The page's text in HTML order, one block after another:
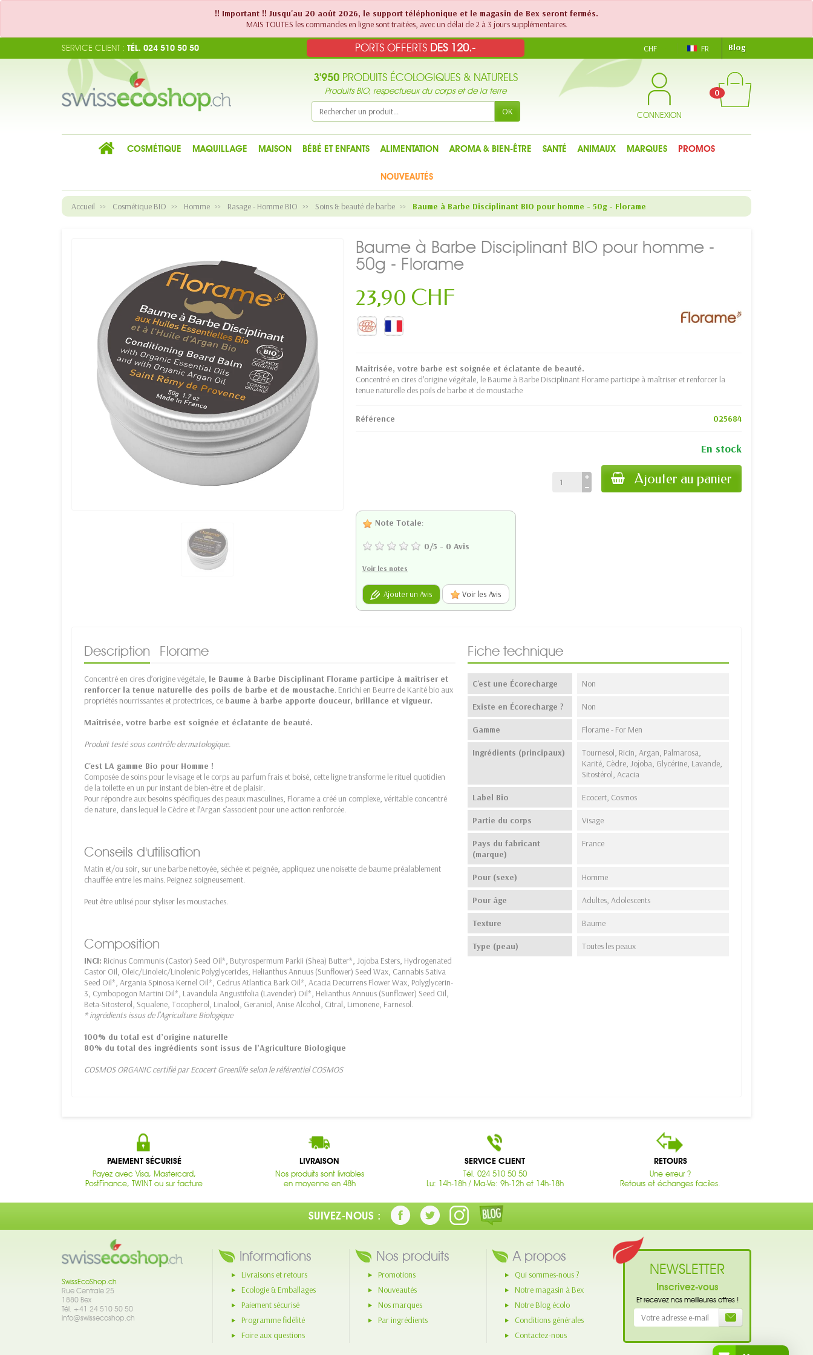
!! Important !! Jusqu'au 20 août 2026, le support téléphonique et le magasin de Bex seront fermés.
MAIS TOUTES les commandes en ligne sont traitées, avec un délai de 2 à 3 jours supplémentaires.
PORTS OFFERTS DES 120.-
SERVICE CLIENT : TÉL. 024 510 50 50 CHF FR Blog
3'950 PRODUITS ÉCOLOGIQUES & NATURELS
Produits BIO, respectueux du corps et de la terre
OK CONNEXION
0
COSMÉTIQUE MAQUILLAGE MAISON BÉBÉ ET ENFANTS ALIMENTATION AROMA & BIEN-ÊTRE SANTÉ ANIMAUX MARQUES PROMOS
NOUVEAUTÉS
Accueil Cosmétique BIO Homme Rasage - Homme BIO Soins & beauté de barbe Baume à Barbe Disciplinant BIO pour homme - 50g - Florame
Baume à Barbe Disciplinant BIO pour homme -
50g - Florame
23,90 CHF
Maîtrisée, votre barbe est soignée et éclatante de beauté.
Concentré en cires d’origine végétale, le Baume à Barbe Disciplinant Florame participe à maîtriser et renforcer la
tenue naturelle des poils de barbe et de moustache
Référence 025684
En stock
Ajouter au panier
Note Totale:
0/5 - 0 Avis
Voir les notes
Ajouter un Avis Voir les Avis
Description Florame
Concentré en cires d’origine végétale, le Baume à Barbe Disciplinant Florame participe à maîtriser et
renforcer la tenue naturelle des poils de barbe et de moustache . Enrichi en Beurre de Karité bio aux
propriétés nourrissantes et protectrices, ce baume à barbe apporte douceur, brillance et vigueur.
Maîtrisée, votre barbe est soignée et éclatante de beauté.
Produit testé sous contrôle dermatologique.
C'est LA gamme Bio pour Homme !
Composée de soins pour le visage et le corps au parfum frais et boisé, cette ligne transforme le rituel quotidien
de la toilette en un pur instant de bien-être et de plaisir.
Pour répondre aux besoins spécifiques des peaux masculines, Florame a créé un complexe, véritable concentré
de nature, dans lequel le Cèdre et l’Argan s’associent pour une action renforcée.
Conseils d'utilisation
Matin et/ou soir, sur une barbe nettoyée, séchée et peignée, appliquez une noisette de baume préalablement
chauffée entre les mains. Peignez soigneusement.
Peut être utilisé pour styliser les moustaches.
Composition
INCI: Ricinus Communis (Castor) Seed Oil*, Butyrospermum Parkii (Shea) Butter*, Jojoba Esters, Hydrogenated
Castor Oil, Oleic/Linoleic/Linolenic Polyglycerides, Helianthus Annuus (Sunflower) Seed Wax, Cannabis Sativa
Seed Oil*, Argania Spinosa Kernel Oil*, Cedrus Atlantica Bark Oil*, Acacia Decurrens Flower Wax, Polyglycerin-
3, Cymbopogon Martini Oil*, Lavandula Angustifolia (Lavender) Oil*, Helianthus Annuus (Sunflower) Seed Oil,
Beta-Sitosterol, Squalene, Tocopherol, Linalool, Geraniol, Anise Alcohol, Citral, Limonene, Farnesol.
* ingrédients issus de l’Agriculture Biologique
100% du total est d’origine naturelle
80% du total des ingrédients sont issus de l’Agriculture Biologique
COSMOS ORGANIC certifié par Ecocert Greenlife selon le référentiel COSMOS
Fiche technique
C'est une Écorecharge Non
Existe en Écorecharge ? Non
Gamme Florame - For Men
Ingrédients (principaux)
Tournesol, Ricin, Argan, Palmarosa,
Karité, Cèdre, Jojoba, Glycérine, Lavande,
Sitostérol, Acacia
Label Bio Ecocert, Cosmos
Partie du corps Visage
Pays du fabricant
(marque)
France
Pour (sexe) Homme
Pour âge Adultes, Adolescents
Texture Baume
Type (peau) Toutes les peaux
PAIEMENT SÉCURISÉ
Payez avec Visa, Mastercard,
PostFinance, TWINT ou sur facture
LIVRAISON
Nos produits sont livrables
en moyenne en 48h
SERVICE CLIENT
Tél. 024 510 50 50
Lu: 14h-18h / Ma-Ve: 9h-12h et 14h-18h
RETOURS
Une erreur ?
Retours et échanges faciles.
SUIVEZ-NOUS :
SwissEcoShop.ch
Rue Centrale 25
1880 Bex
Tél. +41 24 510 50 50
info@swissecoshop.ch
Informations
Livraisons et retours
Ecologie & Emballages
Paiement sécurisé
Programme fidélité
Foire aux questions
Nos produits
Promotions
Nouveautés
Nos marques
Par ingrédients
A propos
Qui sommes-nous ?
Notre magasin à Bex
Notre Blog écolo
Conditions générales
Contactez-nous
NEWSLETTER
Inscrivez-vous
Et recevez nos meilleures offres !